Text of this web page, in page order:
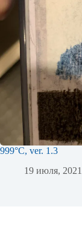
999°C, ver. 1.3
19 июля, 2021